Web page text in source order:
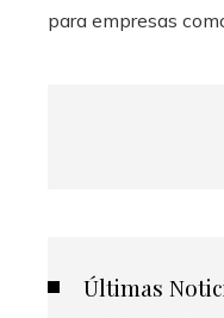
para empresas
Últimas